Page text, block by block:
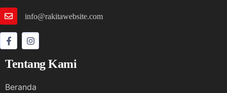
info@rakitawebsite.com
Tentang Kami
Beranda